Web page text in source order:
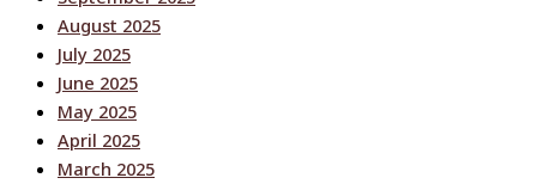
August 2025
July 2025
June 2025
May 2025
April 2025
March 2025